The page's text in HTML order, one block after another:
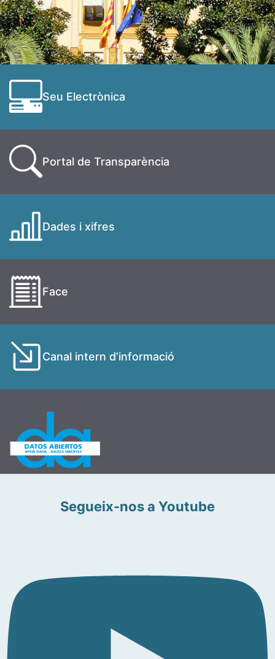
Seu Electrònica
Portal de Transparència
Dades i xifres
Face
Canal intern d’informació
Segueix-nos a Youtube